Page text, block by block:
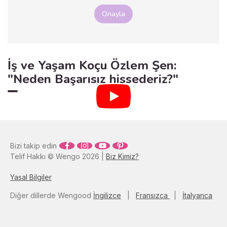
Onayla
İş ve Yaşam Koçu Özlem Şen:
"Neden Başarısız hissederiz?"
Telif Hakkı © Wengo 2026 | Biz Kimiz?
Yasal Bilgiler
Bizi takip edin
Diğer dillerde Wengood İngilizce Fransızca İtalyanca